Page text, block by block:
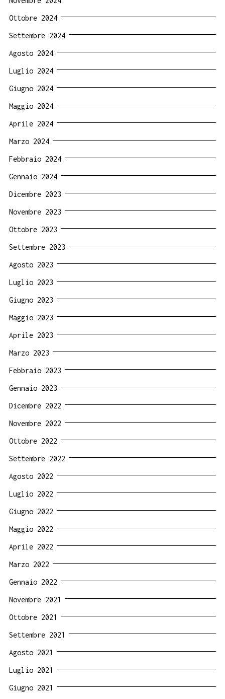
Ottobre 2024
Settembre 2024
Agosto 2024
Luglio 2024
Giugno 2024
Maggio 2024
Aprile 2024
Marzo 2024
Febbraio 2024
Gennaio 2024
Dicembre 2023
Novembre 2023
Ottobre 2023
Settembre 2023
Agosto 2023
Luglio 2023
Giugno 2023
Maggio 2023
Aprile 2023
Marzo 2023
Febbraio 2023
Gennaio 2023
Dicembre 2022
Novembre 2022
Ottobre 2022
Settembre 2022
Agosto 2022
Luglio 2022
Giugno 2022
Maggio 2022
Aprile 2022
Marzo 2022
Gennaio 2022
Novembre 2021
Ottobre 2021
Settembre 2021
Agosto 2021
Luglio 2021
Giugno 2021